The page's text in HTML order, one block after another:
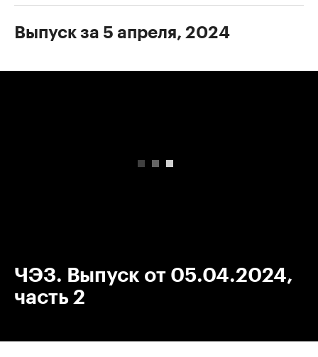
Выпуск за 5 апреля, 2024
ЧЭЗ. Выпуск от 05.04.2024,
часть 2